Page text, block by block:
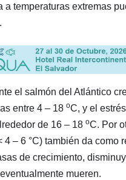
a temperaturas extremas
el salmón del Atlántico
entre 4 – 18 oC, y el
de 16 – 18 oC. Por
4 – 6 °C) también da como
de crecimiento,
mueren.